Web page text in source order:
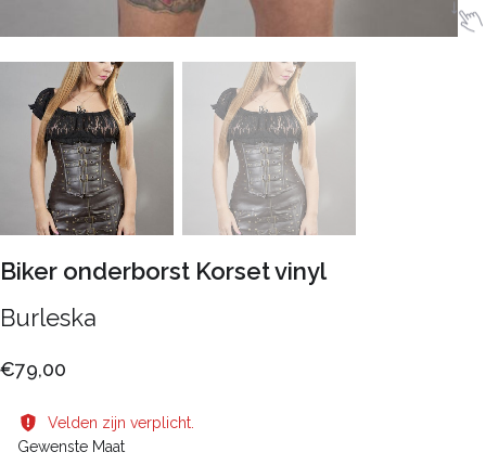
Biker onderborst Korset vinyl
Burleska
€79,00
Velden zijn verplicht.
Gewenste Maat